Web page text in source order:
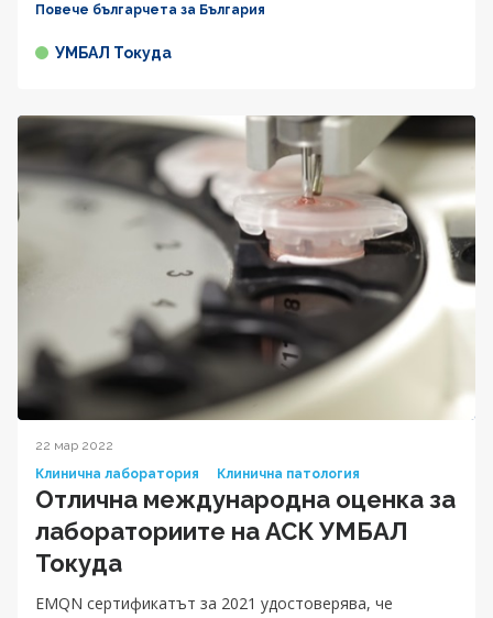
Повече българчета за България
УМБАЛ Токуда
22 мар 2022
Клинична лаборатория
Клинична патология
Отлична международна оценка за
лабораториите на АСК УМБАЛ
Токуда
EMQN сертификатът за 2021 удостоверява, че